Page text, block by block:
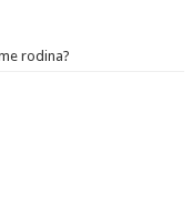
rodina?